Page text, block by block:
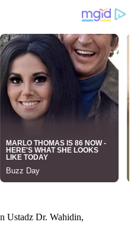
Ustadz Dr. Wahidin,